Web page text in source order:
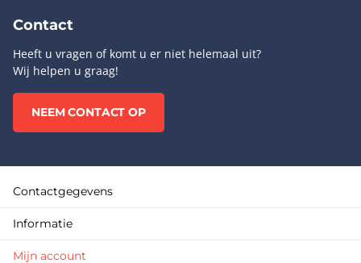
Contact
Heeft u vragen of komt u er niet helemaal uit?
Wij helpen u graag!
NEEM CONTACT OP
Contactgegevens
Informatie
Mijn account